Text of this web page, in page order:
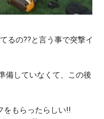
るの??と言う事で突撃イ
備していなくて、この後
をもらったらしい!!